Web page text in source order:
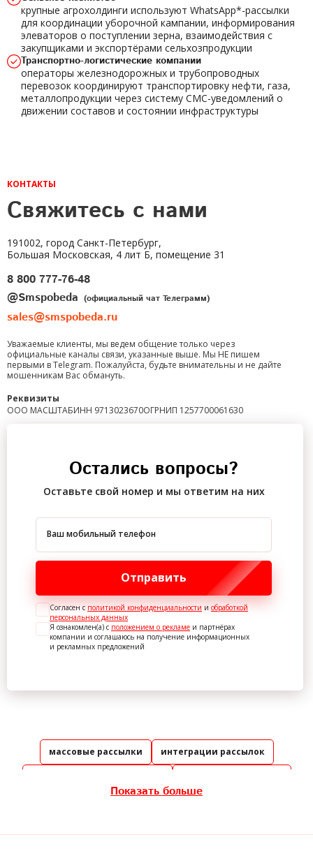
крупные агрохолдинги используют WhatsApp*-рассылки
для координации уборочной кампании, информирования
элеваторов о поступлении зерна, взаимодействия с
закупщиками и экспортёрами сельхозпродукции
Транспортно-логистические компании
операторы железнодорожных и трубопроводных
перевозок координируют транспортировку нефти, газа,
металлопродукции через систему СМС-уведомлений о
движении составов и состоянии инфраструктуры
КОНТАКТЫ
Свяжитесь с нами
191002, город Санкт-Петербург,
Большая Московская, 4 лит Б, помещение 31
8 800 777-76-48
@Smspobeda (официальный чат Телеграмм)
sales@smspobeda.ru
Уважаемые клиенты, мы ведем общение только через
официальные каналы связи, указанные выше. Мы НЕ пишем
первыми в Telegram. Пожалуйста, будьте внимательны и не дайте
мошенникам Вас обмануть.
Реквизиты
ООО МАСШТАБИНН 9713023670ОГРНИП 1257700061630
Остались вопросы?
Оставьте свой номер и мы ответим на них
Ваш мобильный телефон
Отправить
Согласен с политикой конфиденциальности и обработкой
персональных данных
Я ознакомлен(а) с положением о рекламе и партнёрах
компании и соглашаюсь на получение информационных
и рекламных предложений
массовые рассылки интеграции рассылок
Показать больше